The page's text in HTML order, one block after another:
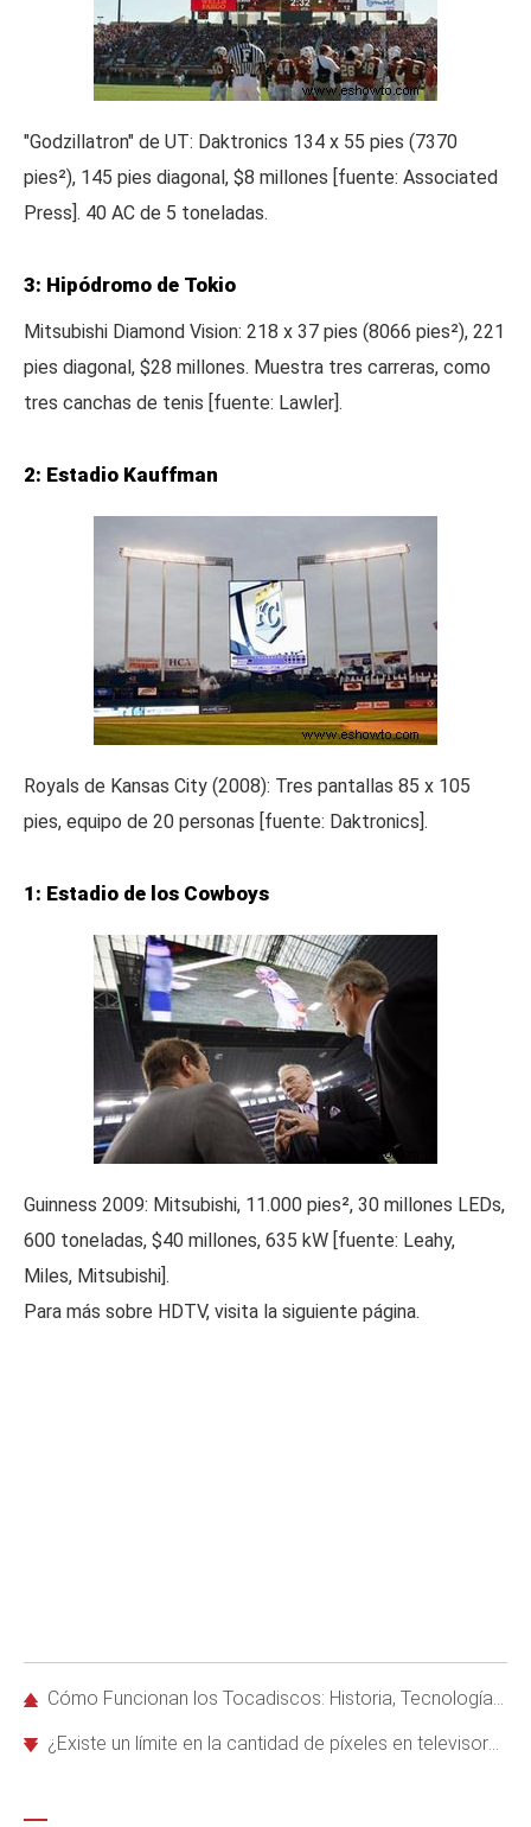
"Godzillatron" de UT: Daktronics 134 x 55 pies (7370
pies²), 145 pies diagonal, $8 millones [fuente: Associated
Press]. 40 AC de 5 toneladas.
3: Hipódromo de Tokio
Mitsubishi Diamond Vision: 218 x 37 pies (8066 pies²), 221
pies diagonal, $28 millones. Muestra tres carreras, como
tres canchas de tenis [fuente: Lawler].
2: Estadio Kauffman
Royals de Kansas City (2008): Tres pantallas 85 x 105
pies, equipo de 20 personas [fuente: Daktronics].
1: Estadio de los Cowboys
Guinness 2009: Mitsubishi, 11.000 pies², 30 millones LEDs,
600 toneladas, $40 millones, 635 kW [fuente: Leahy,
Miles, Mitsubishi].
Para más sobre HDTV, visita la siguiente página.
Cómo Funcionan los Tocadiscos: Historia, Tecnología y su Impacto Cultural
¿Existe un límite en la cantidad de píxeles en televisores HDTV?